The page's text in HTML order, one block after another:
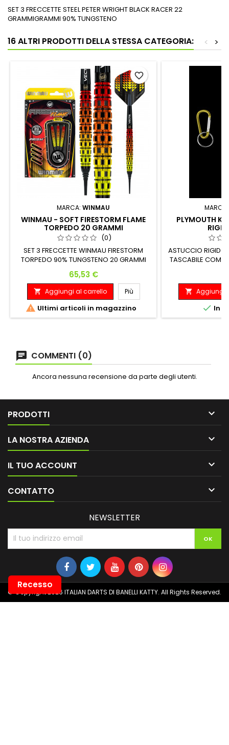
SET 3 FRECCETTE STEEL PETER WRIGHT BLACK RACER 22
GRAMMIGRAMMI 90% TUNGSTENO
16 ALTRI PRODOTTI DELLA STESSA CATEGORIA: >
<
MARCA: WINMAU
WINMAU - SOFT FIRESTORM FLAME
TORPEDO 20 GRAMMI
(0)
SET 3 FRECCETTE WINMAU FIRESTORM
TORPEDO 90% TUNGSTENO 20 GRAMMI
Massimo: 20 G. 18 G. 50.80 mm 7.50 mm
Prezzo
65,53 €
 Aggiungi al carrello Più
 Ultimi articoli in magazzino
favorite_border
PLYMOUTH
ASTUCCIO RIGIDO
TASCABILE
 Aggiungi
 In
COMMENTI (0)
Ancora nessuna recensione da parte degli utenti.
PRODOTTI 
LA NOSTRA AZIENDA 
IL TUO ACCOUNT 
CONTATTO 
NEWSLETTER
© Copyright 2026 ITALIAN DARTS DI BANELLI KATTY. All Rights Reserved.
Recesso